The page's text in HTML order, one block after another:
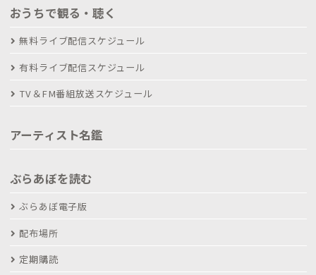
おうちで観る・聴く
無料ライブ配信スケジュール
有料ライブ配信スケジュール
TV＆FM番組放送スケジュール
アーティスト名鑑
ぶらあぼを読む
ぶらあぼ電子版
配布場所
定期購読